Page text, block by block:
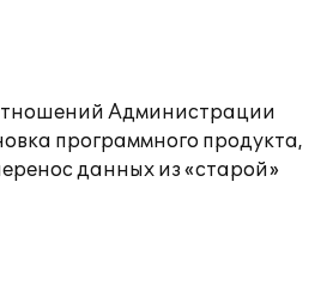
Администрации
программного продукта,
данных из «старой»